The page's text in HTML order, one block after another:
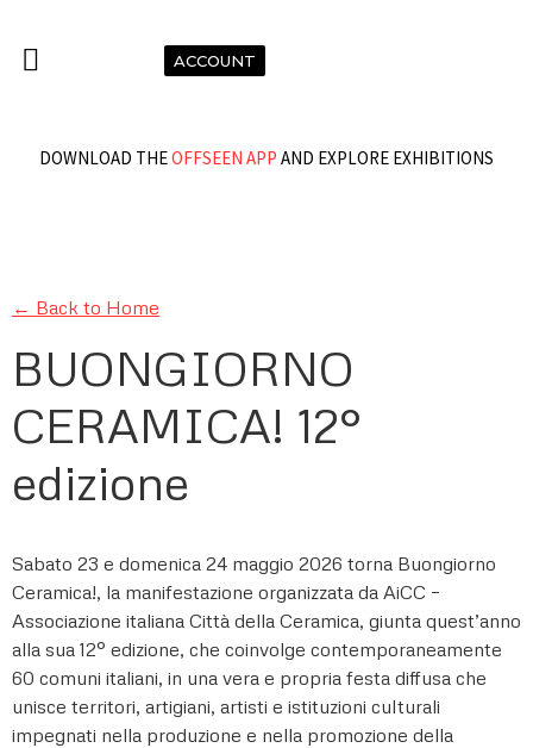
ACCOUNT
DOWNLOAD THEOFFSEEN APP AND EXPLORE EXHIBITIONS
← Back to Home
BUONGIORNO
CERAMICA! 12°
edizione
Sabato 23 e domenica 24 maggio 2026 torna Buongiorno
Ceramica!, la manifestazione organizzata da AiCC –
Associazione italiana Città della Ceramica, giunta quest’anno
alla sua 12° edizione, che coinvolge contemporaneamente
60 comuni italiani, in una vera e propria festa diffusa che
unisce territori, artigiani, artisti e istituzioni culturali
impegnati nella produzione e nella promozione della